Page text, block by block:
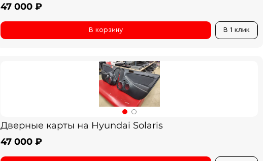
47 000 ₽
В 1 клик
В корзину
Дверные карты на Hyundai Solaris
47 000 ₽